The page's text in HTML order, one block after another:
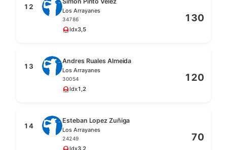
12 Los Arrayanes
34786
Idx3,5
130
13
Andres Ruales Almeida
Los Arrayanes
30054
Idx1,2
120
14
Esteban Lopez Zuñiga
Los Arrayanes
24249 70